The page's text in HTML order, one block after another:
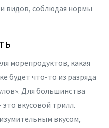
видов, соблюдая нормы
морепродуктов, какая
будет что-то из разряда
Для большинства
вкусовой трилл.
вкусом,